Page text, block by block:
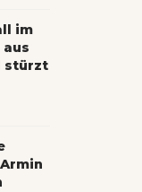
im
stürzt